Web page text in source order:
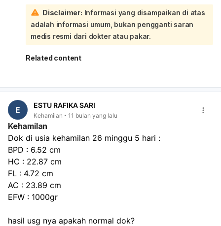
berada dalam kisaran normal untuk usia kehamilan 34
minggu.
Jumlah cairan ketuban 12.17juga tampak dalam
batas normal.
Namun,FL (panjang tulang paha janin) 4.71 cm
terlihat lebih pendek dari rata-rata untuk usia
yang melakukan pemeriksaan atau dokter kandungan
dan menentukan apakah diperlukan pemeriksaan
tambahan untuk memastikan pertumbuhan dan
perkembangan janin Anda.
Disclaimer: Informasi yang disampaikan di atas
adalah informasi umum, bukan pengganti saran
medis resmi dari dokter atau pakar.
Related content
E ESTU RAFIKA SARI
Kehamilan 11 bulan yang lalu
Kehamilan
Dok di usia kehamilan 26 minggu 5 hari :
BPD : 6.52 cm
HC : 22.87 cm
FL : 4.72 cm
AC : 23.89 cm
EFW : 1000gr
hasil usg nya apakah normal dok?